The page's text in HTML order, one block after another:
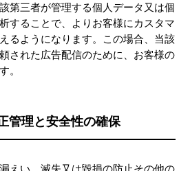
第三者が管理する個人データ又は個
することで、よりお客様にカスタマ
るようになります。この場合、当該
された広告配信のために、お客様の
。
管理と安全性の確保
えい、滅失又は毀損の防止その他の